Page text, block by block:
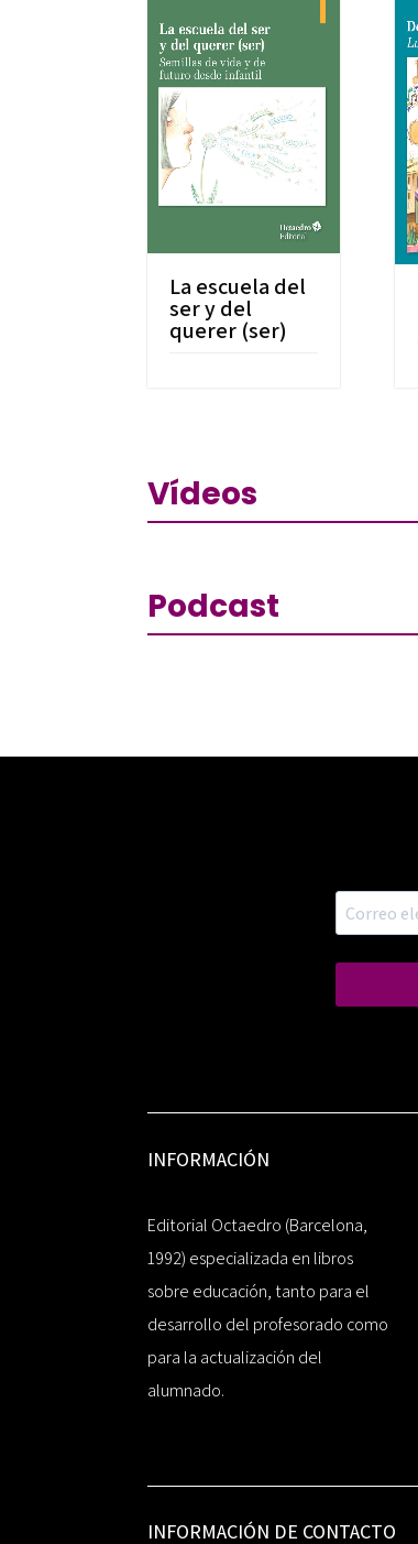
La escuela del
ser y del
querer (ser)
Vídeos
Podcast
INFORMACIÓN
Editorial Octaedro (Barcelona,
1992) especializada en libros
sobre educación, tanto para el
desarrollo del profesorado como
para la actualización del
alumnado.
INFORMACIÓN DE CONTACTO